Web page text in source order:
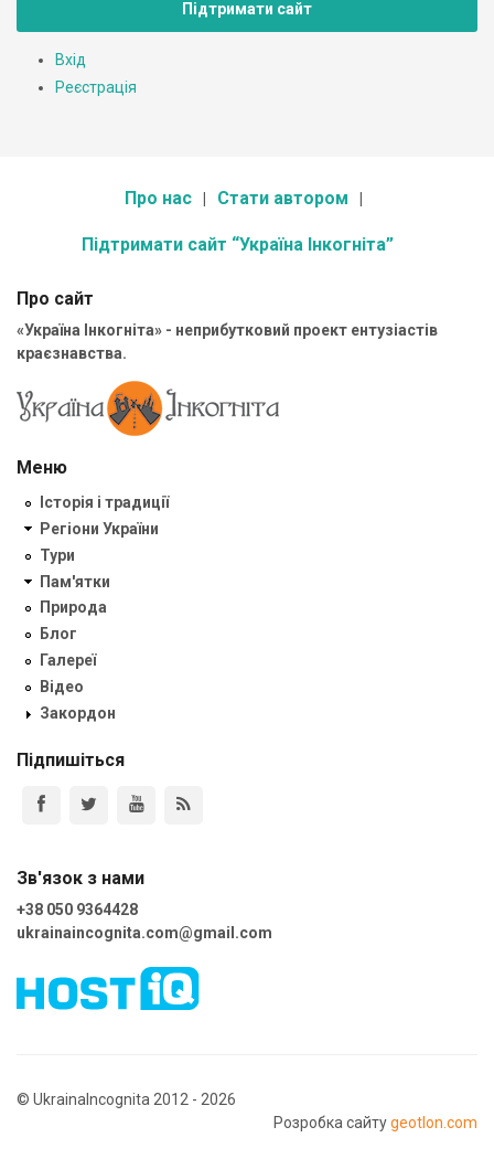
Підтримати сайт
Вхід
Реєстрація
Про нас Стати автором
Підтримати сайт “Україна Інкогніта”
Про сайт
«Україна Інкогніта» - неприбутковий проект ентузіастів
краєзнавства.
Меню
Історія і традиції
Регіони України
Тури
Пам'ятки
Природа
Блог
Галереї
Відео
Закордон
Підпишіться
Зв'язок з нами
+38 050 9364428
ukrainaincognita.com@gmail.com
© UkrainaIncognita 2012 - 2026
Розробка сайтуgeotlon.com